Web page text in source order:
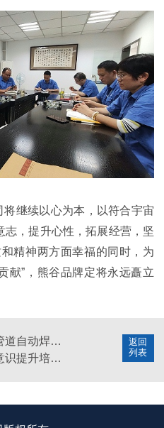
继续以心为本，以符合宇宙
，提升心性，拓展经营，坚
精神两方面幸福的同时，为
献”，熊谷品牌定将永远矗立
返回
列表
好消息！熊谷首届管道自动焊培训开班啦
熊谷公司信息安全意识提升培训小记